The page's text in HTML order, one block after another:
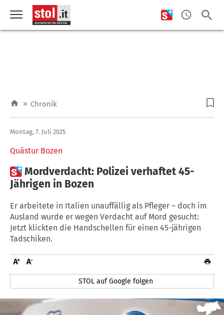
» Chronik
Quästur Bozen
Montag, 7. Juli 2025
Mordverdacht: Polizei verhaftet 45-
Jährigen in Bozen
Er arbeitete in Italien unauffällig als Pfleger – doch im
Ausland wurde er wegen Verdacht auf Mord gesucht:
Jetzt klickten die Handschellen für einen 45-jährigen
Tadschiken.
STOL auf Google folgen